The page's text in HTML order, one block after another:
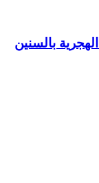
بالسنين